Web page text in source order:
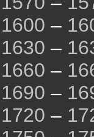
1600 –
1630 –
1660 –
1690 –
1720 –